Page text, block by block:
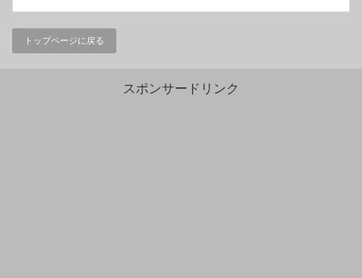
トップページに戻る
スポンサードリンク